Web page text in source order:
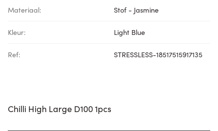
Materiaal: Stof - Jasmine
Kleur: Light Blue
Ref: STRESSLESS-18517515917135
Chilli High Large D100 1pcs